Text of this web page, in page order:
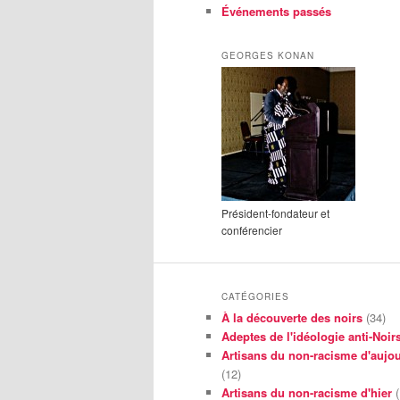
Événements passés
GEORGES KONAN
Président-fondateur et
conférencier
CATÉGORIES
À la découverte des noirs (34)
Adeptes de l'idéologie anti-
Artisans du non-racisme
(12)
Artisans du non-racisme d'hier